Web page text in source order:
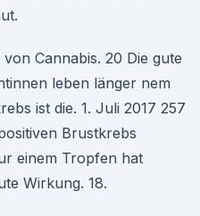
Cannabis. 20 Die gute
leben länger nem
ist die. 1. Juli 2017 257
Brustkrebs
einem Tropfen hat
Wirkung. 18.